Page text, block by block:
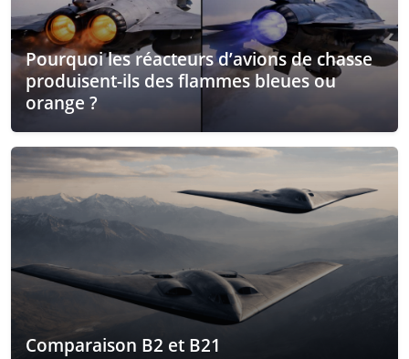
Pourquoi les réacteurs d’avions de chasse
produisent-ils des flammes bleues ou
orange ?
Comparaison B2 et B21